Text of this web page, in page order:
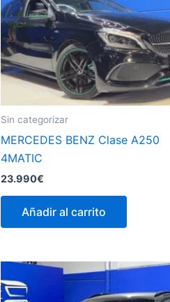
Sin categorizar
MERCEDES BENZ Clase A250
4MATIC
23.990€
Añadir al carrito